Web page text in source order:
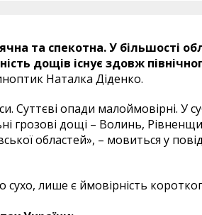
а та спекотна. У більшості
дощів існує здовж
Наталка Діденко.
Суттєві опади малоймовірні. У
грозові дощі – Волинь,
областей», – мовиться у
сухо, лише є ймовірність